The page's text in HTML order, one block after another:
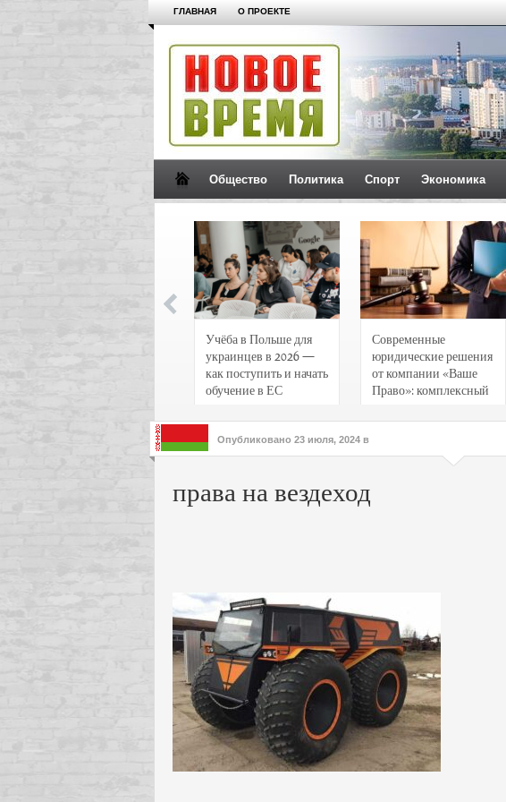
ГЛАВНАЯ О ПРОЕКТЕ
Общество Политика Спорт Экономика
Учёба в Польше для
украинцев в 2026 —
как поступить и начать
обучение в ЕС
Современные
юридические решения
от компании «Ваше
Право»: комплексный
интересов клиентов
Опубликовано 23 июля, 2024 в
права на вездеход